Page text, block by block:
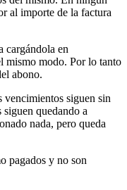
al importe de la factura
cargándola en
mismo modo. Por lo tanto
abono.
vencimientos siguen sin
siguen quedando a
nada, pero queda
pagados y no son